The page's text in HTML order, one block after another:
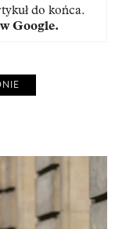
do końca.
Google.